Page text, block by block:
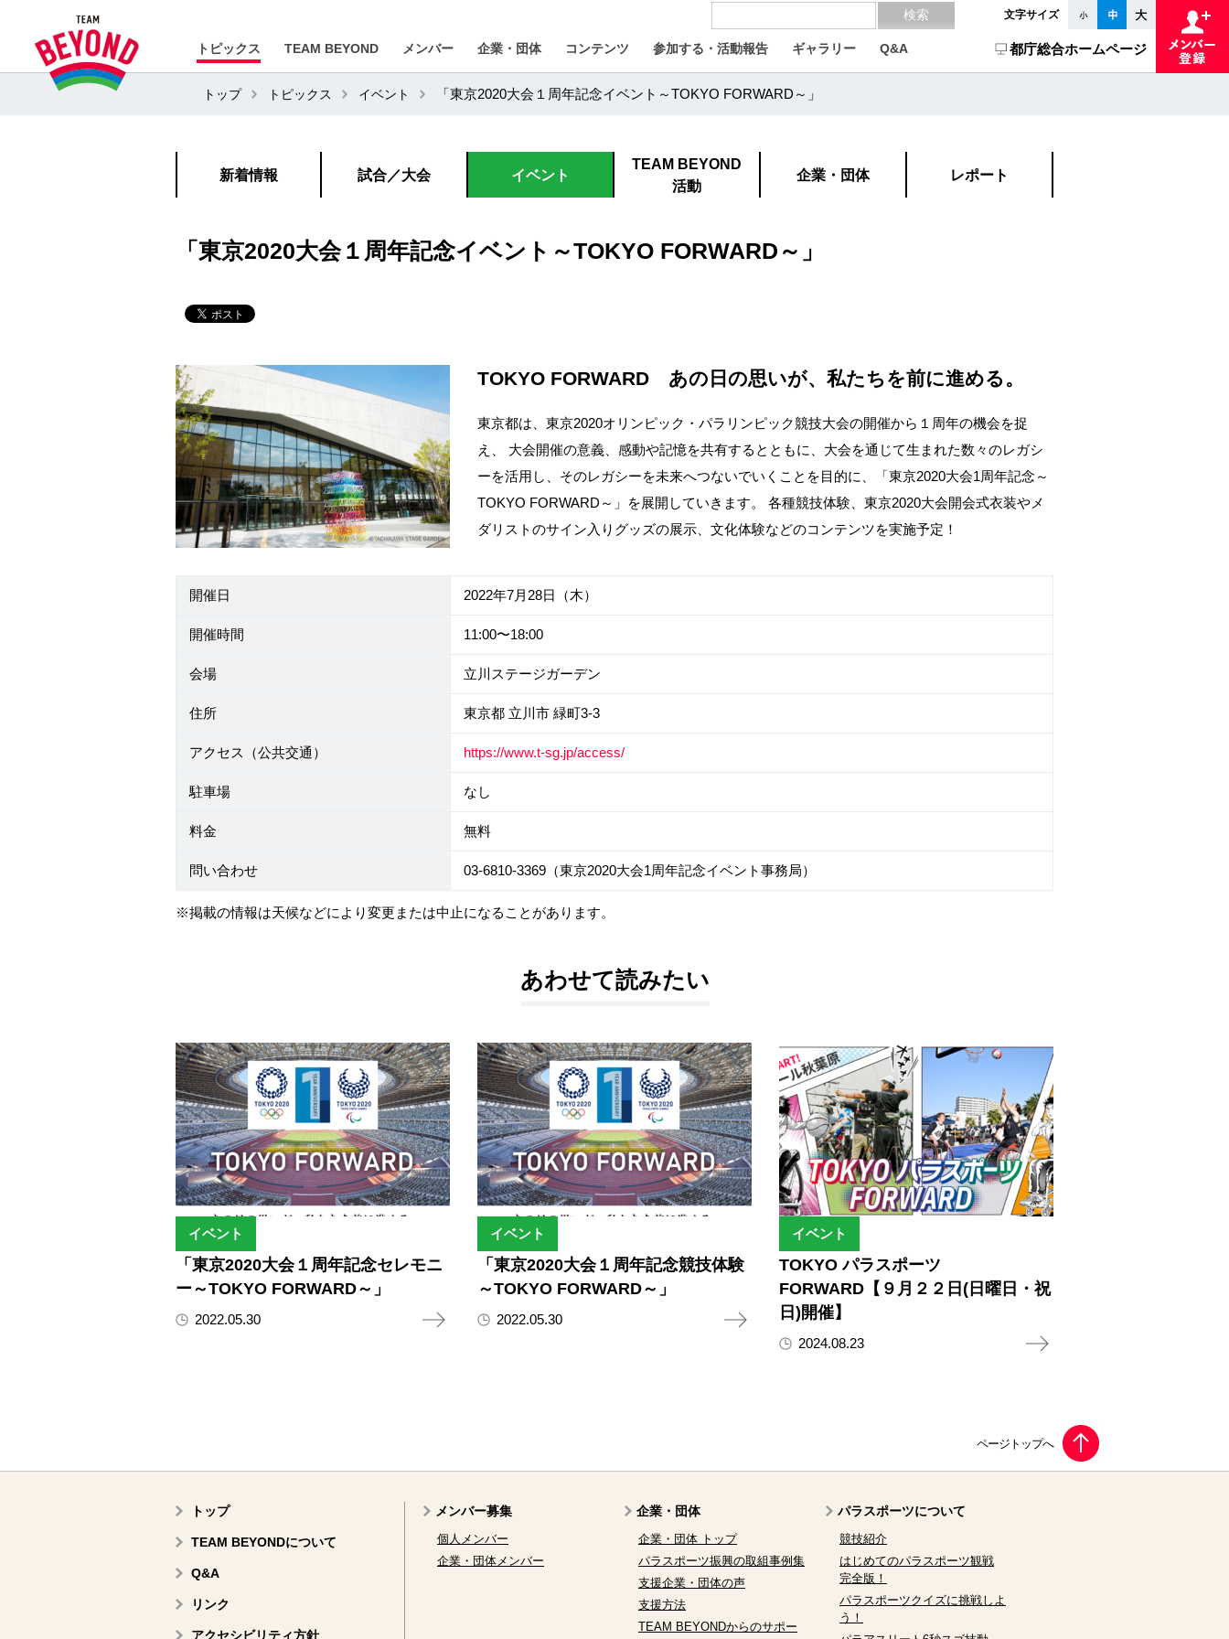
文字サイズ
トピックス TEAM BEYOND メンバー 企業・団体 コンテンツ 参加する・活動報告 ギャラリー Q&A 都庁総合ホームページ
トップ トピックス イベント 「東京2020大会１周年記念イベント～TOKYO FORWARD～」
新着情報 試合／大会 イベント
TEAM BEYOND
活動
企業・団体 レポート
「東京2020大会１周年記念イベント～TOKYO FORWARD～」
TOKYO FORWARD あの日の思いが、私たちを前に進める。
東京都は、東京2020オリンピック・パラリンピック競技大会の開催から１周年の機会を捉
え、 大会開催の意義、感動や記憶を共有するとともに、大会を通じて生まれた数々のレガシ
ーを活用し、そのレガシーを未来へつないでいくことを目的に、「東京2020大会1周年記念～
TOKYO FORWARD～」を展開していきます。 各種競技体験、東京2020大会開会式衣装やメ
ダリストのサイン入りグッズの展示、文化体験などのコンテンツを実施予定！
開催日 2022年7月28日（木）
開催時間 11:00〜18:00
会場 立川ステージガーデン
住所 東京都 立川市 緑町3-3
アクセス（公共交通） https://www.t-sg.jp/access/
駐車場 なし
料金 無料
問い合わせ 03-6810-3369（東京2020大会1周年記念イベント事務局）
※掲載の情報は天候などにより変更または中止になることがあります。
あわせて読みたい
イベント
「東京2020大会１周年記念セレモニ
ー～TOKYO FORWARD～」
2022.05.30
イベント
「東京2020大会１周年記念競技体験
～TOKYO FORWARD～」
2022.05.30
イベント
TOKYO パラスポーツ
FORWARD【９月２２日(日曜日・祝
日)開催】
2024.08.23
トップ
TEAM BEYONDについて
Q&A
リンク
アクセシビリティ方針
メンバー募集
個人メンバー
企業・団体メンバー
企業・団体
企業・団体 トップ
パラスポーツ振興の取組事例集
支援企業・団体の声
支援方法
TEAM BEYONDからのサポー
パラスポーツについて
競技紹介
はじめてのパラスポーツ観戦
完全版！
パラスポーツクイズに挑戦しよ
う！